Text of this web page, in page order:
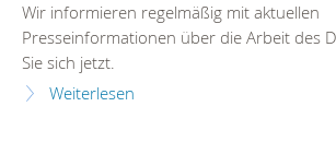
Wir informieren regelmäßig mit aktuellen
Presseinformationen über die Arbeit des
Sie sich jetzt.
Weiterlesen